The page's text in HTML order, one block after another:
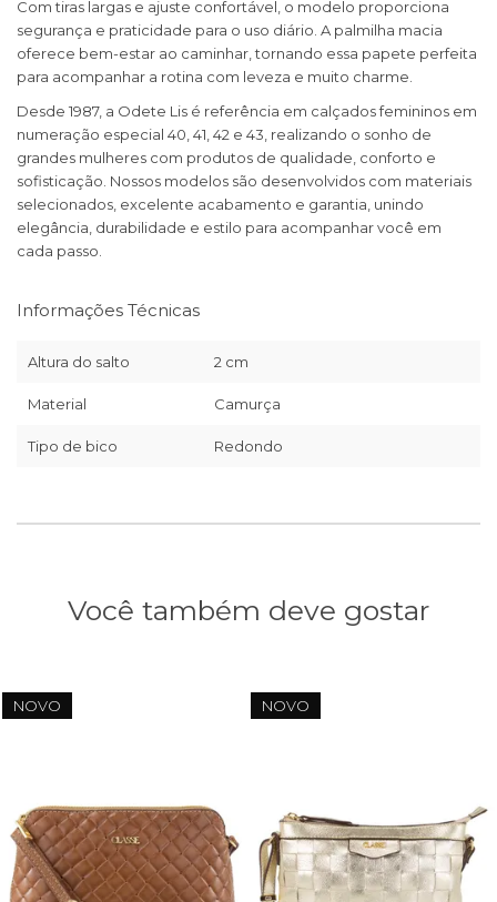
Com tiras largas e ajuste confortável, o modelo proporciona
segurança e praticidade para o uso diário. A palmilha macia
oferece bem-estar ao caminhar, tornando essa papete perfeita
para acompanhar a rotina com leveza e muito charme.
Desde 1987, a Odete Lis é referência em calçados femininos em
numeração especial 40, 41, 42 e 43, realizando o sonho de
grandes mulheres com produtos de qualidade, conforto e
sofisticação. Nossos modelos são desenvolvidos com materiais
selecionados, excelente acabamento e garantia, unindo
elegância, durabilidade e estilo para acompanhar você em
cada passo.
Informações Técnicas
Altura do salto 2 cm
Material Camurça
Tipo de bico Redondo
Você também deve gostar
NOVO NOVO